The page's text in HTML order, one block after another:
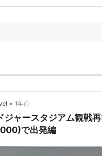
• 1年前
ャースタジアム観戦
で出発編